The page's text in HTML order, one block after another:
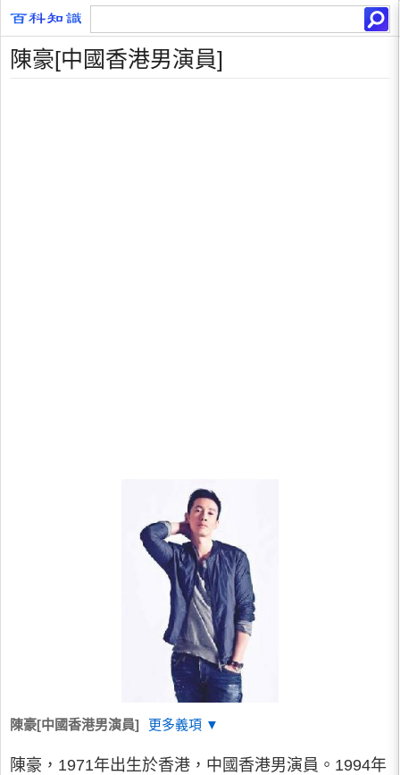
陳豪[中國香港男演員]
陳豪[中國香港男演員] 更多義項 ▼
陳豪，1971年出生於香港，中國香港男演員。1994年